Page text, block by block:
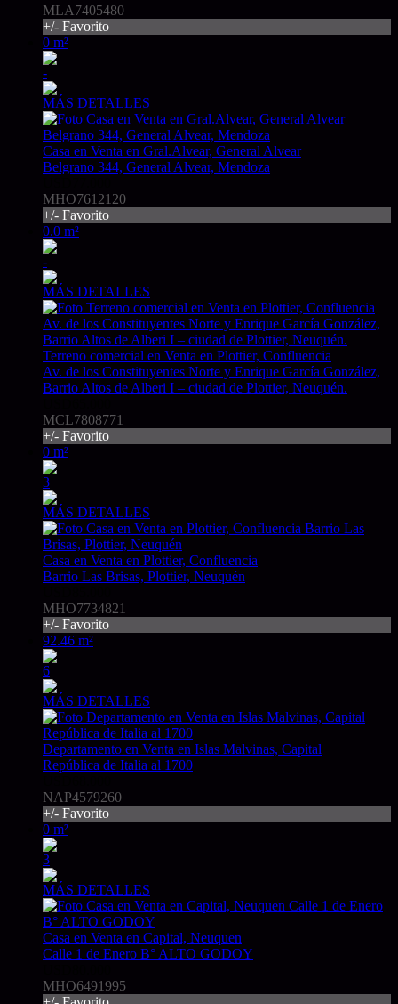
MLA7405480
+/- Favorito
0 m²
-
MÁS DETALLES
Casa en Venta en Gral.Alvear, General Alvear
Belgrano 344, General Alvear, Mendoza
MHO7612120
+/- Favorito
0.0 m²
-
MÁS DETALLES
Terreno comercial en Venta en Plottier, Confluencia
Av. de los Constituyentes Norte y Enrique García González,
Barrio Altos de Alberi I – ciudad de Plottier, Neuquén.
MCL7808771
+/- Favorito
0 m²
3
MÁS DETALLES
Casa en Venta en Plottier, Confluencia
Barrio Las Brisas, Plottier, Neuquén
MHO7734821
+/- Favorito
92.46 m²
6
MÁS DETALLES
Departamento en Venta en Islas Malvinas, Capital
República de Italia al 1700
NAP4579260
+/- Favorito
0 m²
3
MÁS DETALLES
Casa en Venta en Capital, Neuquen
Calle 1 de Enero B° ALTO GODOY
MHO6491995